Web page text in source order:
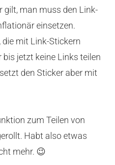
gilt, man muss den Link-
einsetzen.
mit Link-Stickern
jetzt keine Links teilen
den Sticker aber mit
zum Teilen von
Habt also etwas
mehr. 😉